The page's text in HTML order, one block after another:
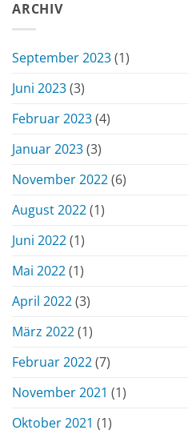
ARCHIV
September 2023(1)
Juni 2023(3)
Februar 2023(4)
Januar 2023(3)
November 2022(6)
August 2022(1)
Juni 2022(1)
Mai 2022(1)
April 2022(3)
März 2022(1)
Februar 2022(7)
November 2021 (1)
Oktober 2021 (1)